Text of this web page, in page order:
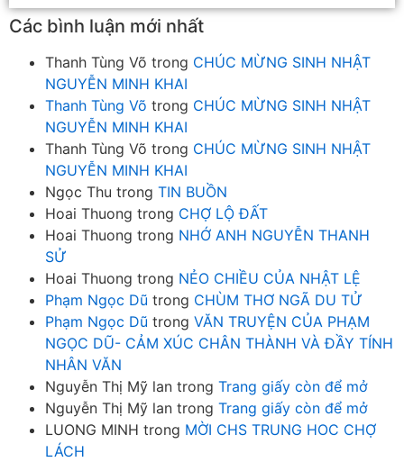
Các bình luận mới nhất
Thanh Tùng Võ trong CHÚC MỪNG SINH NHẬT
NGUYỄN MINH KHAI
Thanh Tùng Võ trong CHÚC MỪNG SINH NHẬT
NGUYỄN MINH KHAI
Thanh Tùng Võ trong CHÚC MỪNG SINH NHẬT
NGUYỄN MINH KHAI
Ngọc Thu trong TIN BUỒN
Hoai Thuong trong CHỢ LỘ ĐẤT
Hoai Thuong trong NHỚ ANH NGUYỄN THANH
SỬ
Hoai Thuong trong NẺO CHIỀU CỦA NHẬT LỆ
Phạm Ngọc Dũ trong CHÙM THƠ NGÃ DU TỬ
Phạm Ngọc Dũ trong VĂN TRUYỆN CỦA PHẠM
NGỌC DŨ- CẢM XÚC CHÂN THÀNH VÀ ĐẦY TÍNH
NHÂN VĂN
Nguyễn Thị Mỹ lan trong Trang giấy còn để mở
Nguyễn Thị Mỹ lan trong Trang giấy còn để mở
LUONG MINH trong MỜI CHS TRUNG HOC CHỢ
LÁCH